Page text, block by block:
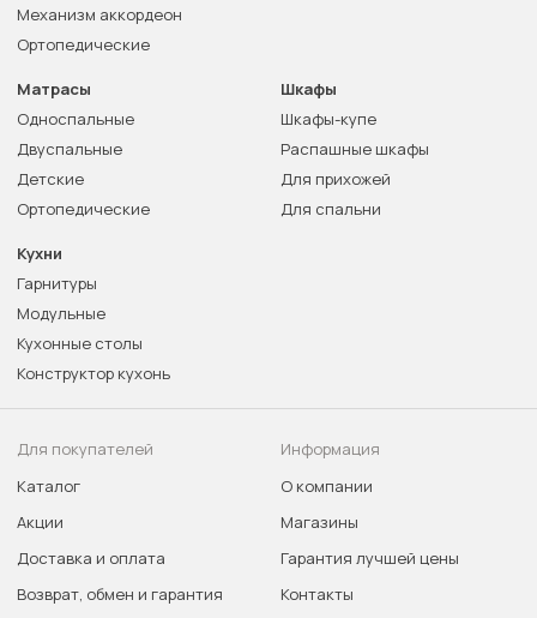
Механизм аккордеон
Ортопедические
Матрасы
Односпальные
Двуспальные
Детские
Ортопедические
Шкафы
Шкафы-купе
Распашные шкафы
Для прихожей
Для спальни
Кухни
Гарнитуры
Модульные
Кухонные столы
Конструктор кухонь
Для покупателей
Каталог
Акции
Доставка и оплата
Возврат, обмен и гарантия
Информация
О компании
Магазины
Гарантия лучшей цены
Контакты